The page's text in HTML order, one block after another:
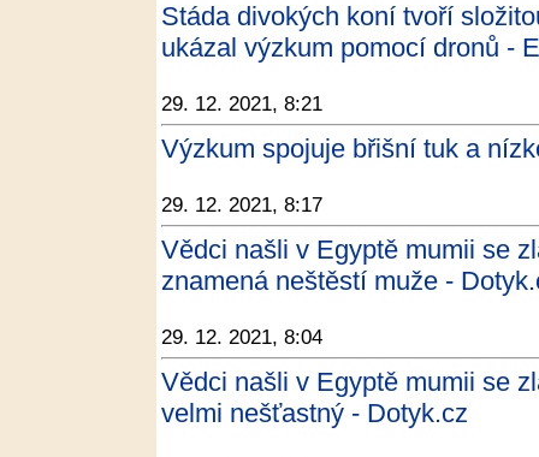
Stáda divokých koní tvoří
ukázal výzkum pomocí dronů -
29. 12. 2021, 8:21
Výzkum spojuje břišní tuk a
29. 12. 2021, 8:17
Vědci našli v Egyptě mumii se
znamená neštěstí muže -
29. 12. 2021, 8:04
Vědci našli v Egyptě mumii se
velmi nešťastný - Dotyk.cz